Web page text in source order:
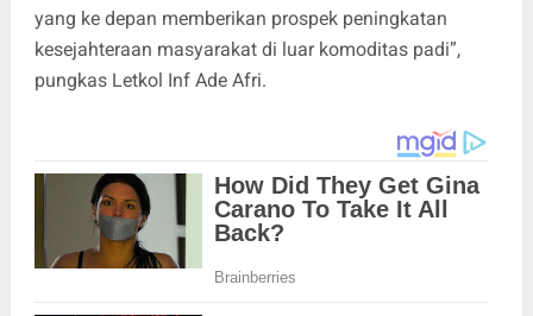
yang ke depan memberikan prospek peningkatan
kesejahteraan masyarakat di luar komoditas padi”,
pungkas Letkol Inf Ade Afri.